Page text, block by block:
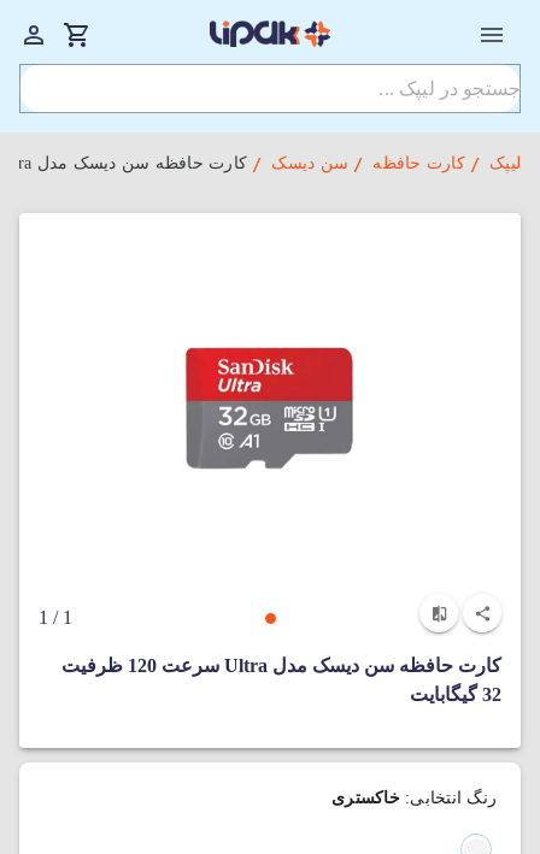
لیپک کارت حافظه سن دیسک کارت حافظه سن دیسک مدل Ultra سرعت 120 ظرفیت 32 گیگابایت
1
/ 1
کارت حافظه سن دیسک مدل Ultra سرعت 120 ظرفیت
32 گیگابایت
رنگ انتخابی:خاکستری